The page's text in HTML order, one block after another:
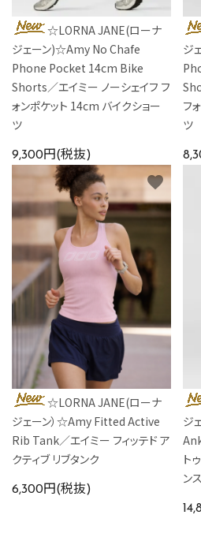
☆LORNA JANE(ローナ
ジェーン)☆Amy No Chafe
Phone Pocket 14cm Bike
Shorts／エイミー ノーシェイフ フ
ォンポケット 14cm バイクショー
ツ
9,300円(税抜)
ジ
フ
ツ
☆LORNA JANE(ローナ
ジェーン）☆Amy Fitted Active
Rib Tank／エイミー フィッテド ア
クティブ リブタンク
6,300円(税抜)
favorite
ジ
ト
ンス